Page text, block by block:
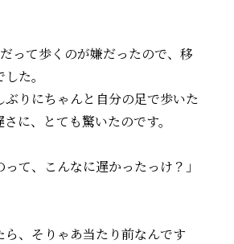
って歩くのが嫌だったので、移
た。
りにちゃんと自分の足で歩いた
に、とても驚いたのです。
て、こんなに遅かったっけ？」
、そりゃあ当たり前なんです